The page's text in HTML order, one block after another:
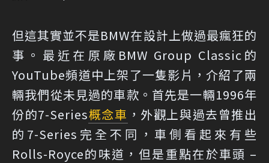
但這其實並不是BMW在設計上做過最瘋狂的
事。最近在原廠BMW Group Classic的
YouTube頻道中上架了一隻影片，介紹了兩
輛我們從未見過的車款。首先是一輛1996年
份的7-Series概念車 ，外觀上與過去曾推出
的7-Series完全不同，車側看起來有些
Rolls-Royce的味道，但是重點在於車頭 –